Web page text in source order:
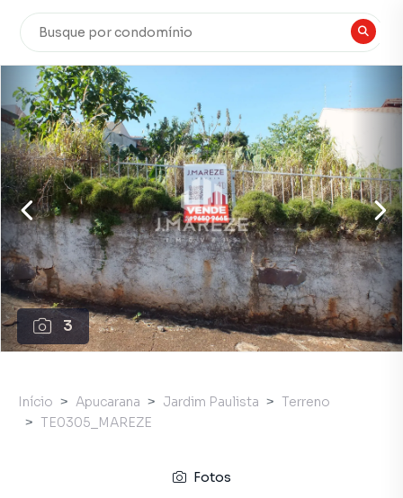
3
Início Apucarana Jardim Paulista
Terreno
TE0305_MAREZE
Fotos